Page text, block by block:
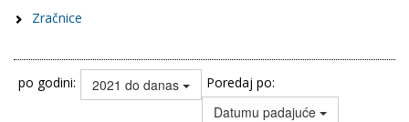
Zračnice
po godini: 2021 do danas Poredaj po:
Datumu padajuće